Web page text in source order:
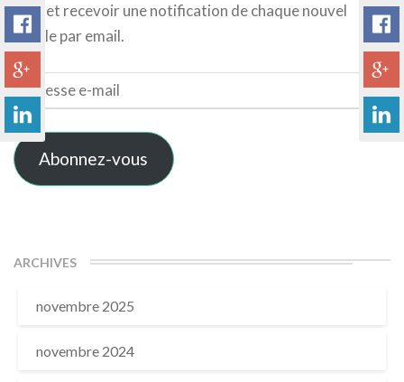
blog et recevoir une notification de chaque nouvel
article par email.
Adresse
e-
mail
Abonnez-vous
ARCHIVES
novembre 2025
novembre 2024